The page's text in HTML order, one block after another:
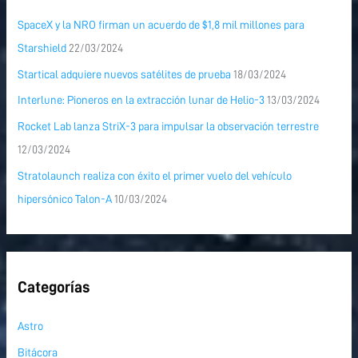
SpaceX y la NRO firman un acuerdo de $1,8 mil millones para
Starshield 22/03/2024
Startical adquiere nuevos satélites de prueba 18/03/2024
Interlune: Pioneros en la extracción lunar de Helio-3 13/03/2024
Rocket Lab lanza StriX-3 para impulsar la observación terrestre
12/03/2024
Stratolaunch realiza con éxito el primer vuelo del vehículo
hipersónico Talon-A 10/03/2024
Categorías
Astro
Bitácora